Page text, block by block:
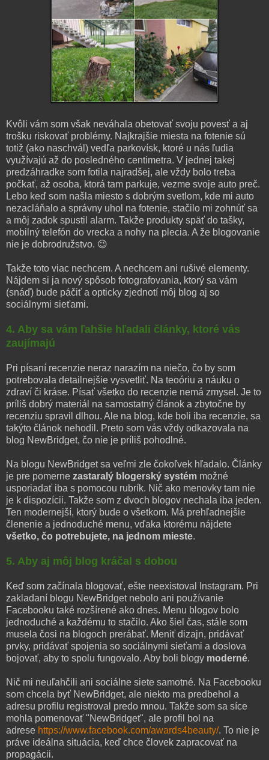
Kvôli vám som však neváhala obetovať svoju povesť a aj
trošku riskovať problémy. Najkrajšie miesta na fotenie sú
totiž (ako naschvál) vedľa parkovísk, ktoré u nás ľudia
využívajú až do posledného centimetra. V jednej takej
predzáhradke som fotila najradšej, ale vždy bolo treba
počkať, až osoba, ktorá tam parkuje, vezme svoje auto preč.
Lebo keď som našla miesto s dobrým svetlom, kde mi auto
nezacláňalo a správny uhol na fotenie, stačilo mi zohnúť sa
a môj zadok spustil alarm. Takže produkty späť do tašky,
mobilný telefón do vrecka a nohy na plecia. A že blogovanie
nie je dobrodružstvo. 😉
Takže toto viac nechcem. A nechcem ani rušivé elementy.
Nájdem si ja nový spôsob fotografovania, ktorý sa vám
(snáď) bude páčiť a opticky zjednotí môj blog aj so
sociálnymi sieťami.
4. Aby sa vám ľahšie hľadali články, ktoré vás
zaujímajú
Pri písaní recenzie neraz narazím na niečo, čo by som
potrebovala detailnejšie vysvetliť. Na teoóriu a náuku o
zdraví či kráse. Písať všetko do recenzie nemá zmysel. Je to
príliš dobrý materiál na samostatný článok a zbytočne by
recenziu spravil dlhou. Ale na blog, kde boli iba recenzie, sa
takýto článok nehodil. Preto som vás vždy odkazovala na
blog NewBridget, čo nie je príliš pohodlné.
Na blogu NewBridget sa veľmi zle čokoľvek hľadalo. Články
je pre pomerne zastaralý blogerský systém možné
usporiadať iba s pomocou rubrík. Nič ako menovky tam nie
je k dispozícii. Takže som z dvoch blogov nechala iba jeden.
Ten modernejší, ktorý bude o všetkom. Má prehľadnejšie
členenie a jednoduché menu, vďaka ktorému nájdete
všetko, čo potrebujete, na jednom mieste.
5. Aby aj môj blog kráčal s dobou
Keď som začínala blogovať, ešte neexistoval Instagram. Pri
zakladaní blogu NewBridget nebolo ani používanie
Facebooku také rozšírené ako dnes. Menu blogov bolo
jednoduché a každému to stačilo. Ako šiel čas, stále som
musela čosi na blogoch prerábať. Meniť dizajn, pridávať
prvky, pridávať spojenia so sociálnymi sieťami a doslova
bojovať, aby to spolu fungovalo. Aby boli blogy moderné.
Nič mi neuľahčili ani sociálne siete samotné. Na Facebooku
som chcela byť NewBridget, ale niekto ma predbehol a
adresu profilu registroval predo mnou. Takže som sa síce
mohla pomenovať "NewBridget", ale profil bol na
adrese https://www.facebook.com/awards4beauty/. To nie je
práve ideálna situácia, keď chce človek zapracovať na
propagácii.